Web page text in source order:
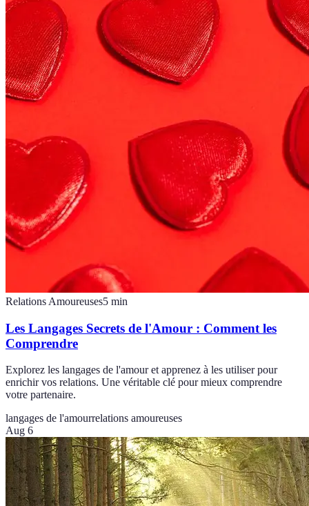
Relations Amoureuses5 min
Les Langages Secrets de l'Amour : Comment les
Comprendre
Explorez les langages de l'amour et apprenez à les utiliser pour
enrichir vos relations. Une véritable clé pour mieux comprendre
votre partenaire.
langages de l'amourrelations amoureuses
Aug 6